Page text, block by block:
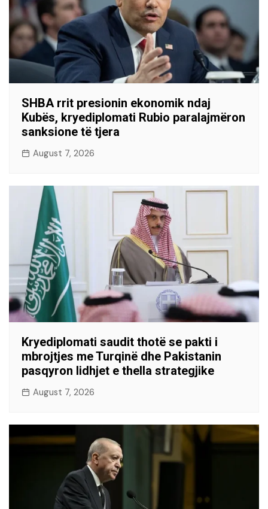
SHBA rrit presionin ekonomik ndaj
Kubës, kryediplomati Rubio paralajmëron
sanksione të tjera
August 7, 2026
Kryediplomati saudit thotë se pakti i
mbrojtjes me Turqinë dhe Pakistanin
pasqyron lidhjet e thella strategjike
August 7, 2026